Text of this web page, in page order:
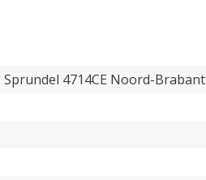
4714CE Noord-Brabant